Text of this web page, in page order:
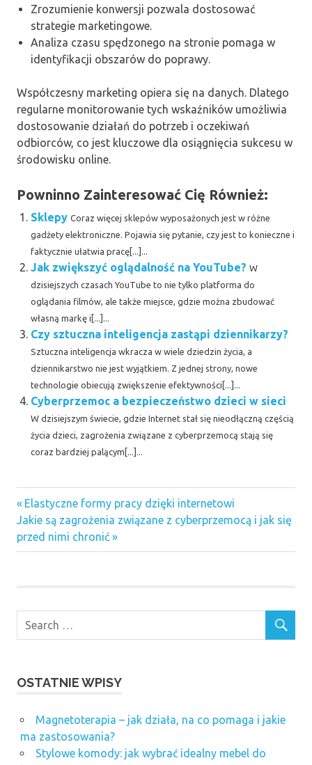
Zrozumienie konwersji pozwala dostosować
strategie marketingowe.
Analiza czasu spędzonego na stronie pomaga w
identyfikacji obszarów do poprawy.
Współczesny marketing opiera się na danych. Dlatego
regularne monitorowanie tych wskaźników umożliwia
dostosowanie działań do potrzeb i oczekiwań
odbiorców, co jest kluczowe dla osiągnięcia sukcesu w
środowisku online.
Powninno Zainteresować Cię Również:
Sklepy Coraz więcej sklepów wyposażonych jest w różne
gadżety elektroniczne. Pojawia się pytanie, czy jest to konieczne i
faktycznie ułatwia pracę[...]...
Jak zwiększyć oglądalność na YouTube? W
dzisiejszych czasach YouTube to nie tylko platforma do
oglądania filmów, ale także miejsce, gdzie można zbudować
własną markę i[...]...
Czy sztuczna inteligencja zastąpi dziennikarzy?
Sztuczna inteligencja wkracza w wiele dziedzin życia, a
dziennikarstwo nie jest wyjątkiem. Z jednej strony, nowe
technologie obiecują zwiększenie efektywności[...]...
Cyberprzemoc a bezpieczeństwo dzieci w sieci
W dzisiejszym świecie, gdzie Internet stał się nieodłączną częścią
życia dzieci, zagrożenia związane z cyberprzemocą stają się
coraz bardziej palącym[...]...
Nawigacja
wpisu
Previous
Post:
Elastyczne formy pracy dzięki internetowi
Next
Post:
Jakie są zagrożenia związane z cyberprzemocą i jak się
przed nimi chronić
OSTATNIE WPISY
Magnetoterapia – jak działa, na co pomaga i jakie
ma zastosowania?
Stylowe komody: jak wybrać idealny mebel do